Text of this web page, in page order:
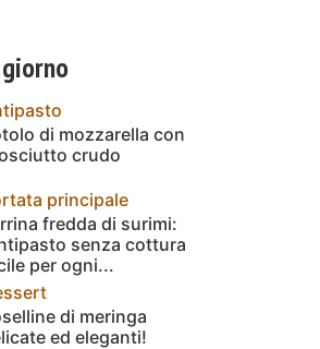
di mozzarella con
crudo
principale
fredda di surimi:
senza cottura
per ogni...
di meringa
ed eleganti!